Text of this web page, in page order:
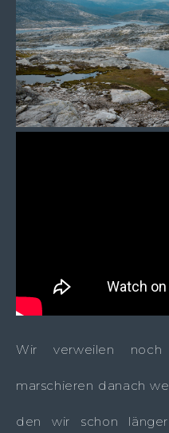
Wir verweilen
marschieren danach
den wir schon